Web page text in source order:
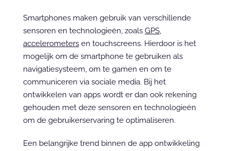
Smartphones maken gebruik van verschillende
sensoren en technologieën, zoals GPS,
accelerometers en touchscreens. Hierdoor is het
mogelijk om de smartphone te gebruiken als
navigatiesysteem, om te gamen en om te
communiceren via sociale media. Bij het
ontwikkelen van apps wordt er dan ook rekening
gehouden met deze sensoren en technologieën
om de gebruikerservaring te optimaliseren.
Een belangrijke trend binnen de app ontwikkeling